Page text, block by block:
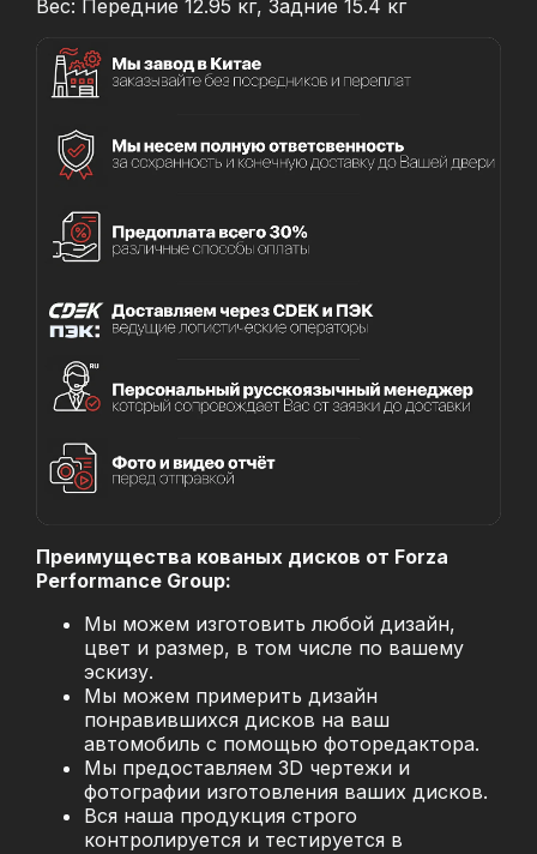
Вес: Передние 12.95 кг, Задние 15.4 кг
Преимущества кованых дисков от Forza
Performance Group:
Мы можем изготовить любой дизайн,
цвет и размер, в том числе по вашему
эскизу.
Мы можем примерить дизайн
понравившихся дисков на ваш
автомобиль с помощью фоторедактора.
Мы предоставляем 3D чертежи и
фотографии изготовления ваших дисков.
Вся наша продукция строго
контролируется и тестируется в